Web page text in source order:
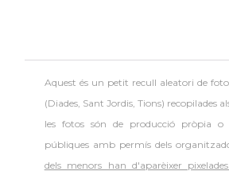
Aquest és un petit recull aleatori de
(Diades, Sant Jordis, Tions) recopilades
les fotos són de producció pròpia o
públiques amb permís dels
dels menors han d'aparèixer